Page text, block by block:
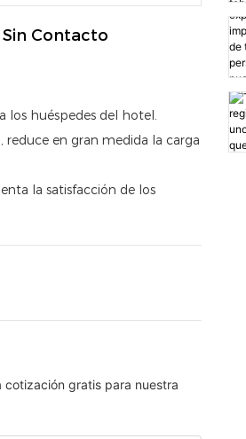
Contacto
los huéspedes del hotel.
en gran medida la carga
la satisfacción de los
cotización gratis para nuestra